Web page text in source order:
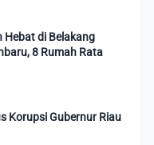
Hebat di Belakang
8 Rumah Rata
Korupsi Gubernur Riau